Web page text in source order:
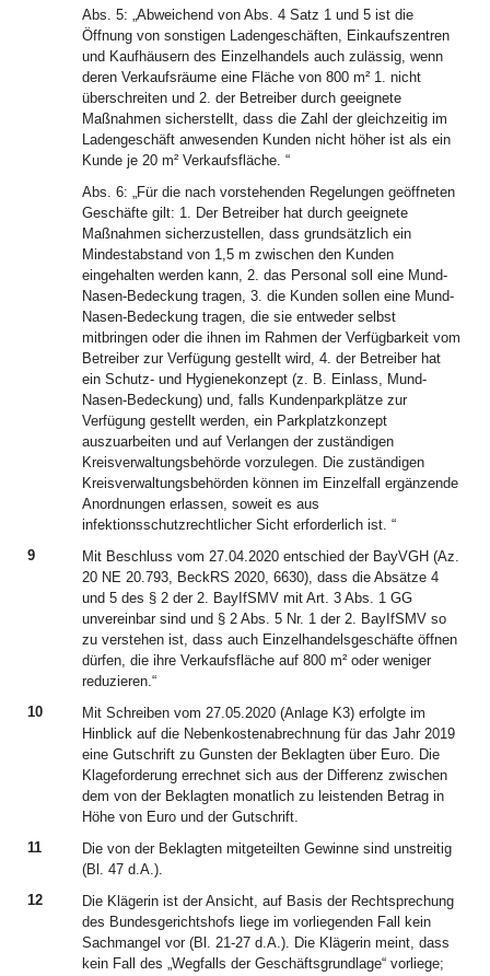
Abs. 5: „Abweichend von Abs. 4 Satz 1 und 5 ist die
Öffnung von sonstigen Ladengeschäften, Einkaufszentren
und Kaufhäusern des Einzelhandels auch zulässig, wenn
deren Verkaufsräume eine Fläche von 800 m² 1. nicht
überschreiten und 2. der Betreiber durch geeignete
Maßnahmen sicherstellt, dass die Zahl der gleichzeitig im
Ladengeschäft anwesenden Kunden nicht höher ist als ein
Kunde je 20 m² Verkaufsfläche. “
Abs. 6: „Für die nach vorstehenden Regelungen geöffneten
Geschäfte gilt: 1. Der Betreiber hat durch geeignete
Maßnahmen sicherzustellen, dass grundsätzlich ein
Mindestabstand von 1,5 m zwischen den Kunden
eingehalten werden kann, 2. das Personal soll eine Mund-
Nasen-Bedeckung tragen, 3. die Kunden sollen eine Mund-
Nasen-Bedeckung tragen, die sie entweder selbst
mitbringen oder die ihnen im Rahmen der Verfügbarkeit vom
Betreiber zur Verfügung gestellt wird, 4. der Betreiber hat
ein Schutz- und Hygienekonzept (z. B. Einlass, Mund-
Nasen-Bedeckung) und, falls Kundenparkplätze zur
Verfügung gestellt werden, ein Parkplatzkonzept
auszuarbeiten und auf Verlangen der zuständigen
Kreisverwaltungsbehörde vorzulegen. Die zuständigen
Kreisverwaltungsbehörden können im Einzelfall ergänzende
Anordnungen erlassen, soweit es aus
infektionsschutzrechtlicher Sicht erforderlich ist. “
9
Mit Beschluss vom 27.04.2020 entschied der BayVGH (Az.
20 NE 20.793, BeckRS 2020, 6630), dass die Absätze 4
und 5 des § 2 der 2. BayIfSMV mit Art. 3 Abs. 1 GG
unvereinbar sind und § 2 Abs. 5 Nr. 1 der 2. BayIfSMV so
zu verstehen ist, dass auch Einzelhandelsgeschäfte öffnen
dürfen, die ihre Verkaufsfläche auf 800 m² oder weniger
reduzieren.“
10
Mit Schreiben vom 27.05.2020 (Anlage K3) erfolgte im
Hinblick auf die Nebenkostenabrechnung für das Jahr 2019
eine Gutschrift zu Gunsten der Beklagten über Euro. Die
Klageforderung errechnet sich aus der Differenz zwischen
dem von der Beklagten monatlich zu leistenden Betrag in
Höhe von Euro und der Gutschrift.
11
Die von der Beklagten mitgeteilten Gewinne sind unstreitig
(Bl. 47 d.A.).
12
Die Klägerin ist der Ansicht, auf Basis der Rechtsprechung
des Bundesgerichtshofs liege im vorliegenden Fall kein
Sachmangel vor (Bl. 21-27 d.A.). Die Klägerin meint, dass
kein Fall des „Wegfalls der Geschäftsgrundlage“ vorliege;